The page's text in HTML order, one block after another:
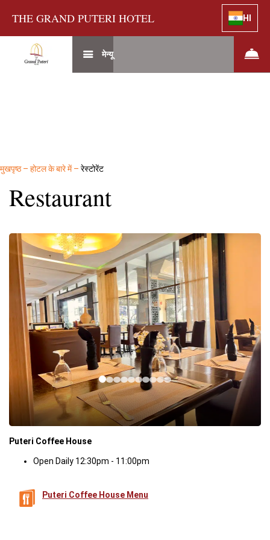
THE GRAND PUTERI HOTEL HI
मेन्यू
मुखपृष्ठ– होटल के बारे में– रेस्टोरेंट
Restaurant
Puteri Coffee House
Open Daily 12:30pm - 11:00pm
Puteri Coffee House Menu